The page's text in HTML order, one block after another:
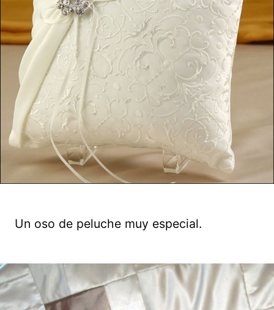
Un oso de peluche muy especial.